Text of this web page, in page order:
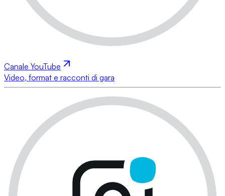
Canale YouTube
Video, format e racconti di gara